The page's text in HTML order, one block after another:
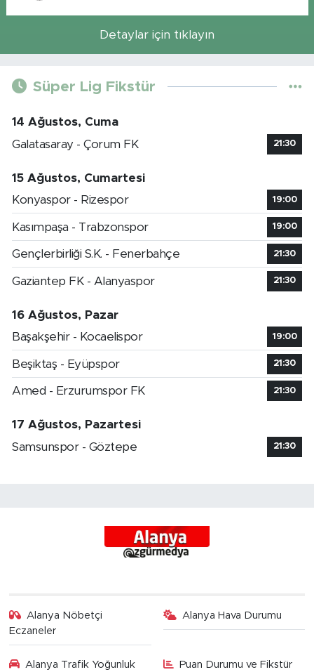
Detaylar için tıklayın
Süper Lig Fikstür
14 Ağustos, Cuma
Galatasaray - Çorum FK
21:30
15 Ağustos, Cumartesi
Konyaspor - Rizespor
19:00
Kasımpaşa - Trabzonspor 19:00
Gençlerbirliği S.K. - Fenerbahçe 21:30
Gaziantep FK - Alanyaspor 21:30
16 Ağustos, Pazar
Başakşehir - Kocaelispor
19:00
Beşiktaş - Eyüpspor 21:30
Amed - Erzurumspor FK 21:30
17 Ağustos, Pazartesi
Samsunspor - Göztepe
21:30
Alanya Nöbetçi
Eczaneler
Alanya Hava Durumu
Alanya Trafik Yoğunluk Puan Durumu ve Fikstür